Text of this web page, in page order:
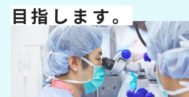
目指 し ま す。